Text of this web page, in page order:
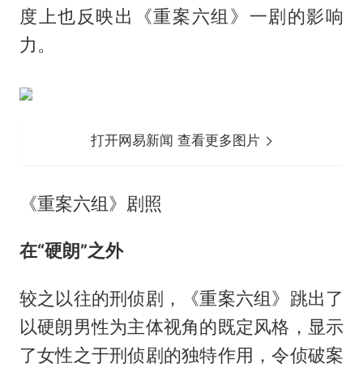
度上也反映出《重案六组》一剧的影响
力。
打开网易新闻 查看更多图片
《重案六组》剧照
在“硬朗”之外
较之以往的刑侦剧，《重案六组》跳出了
以硬朗男性为主体视角的既定风格，显示
了女性之于刑侦剧的独特作用，令侦破案